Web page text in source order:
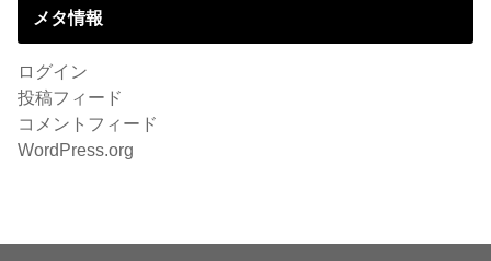
メタ情報
ログイン
投稿フィード
コメントフィード
WordPress.org